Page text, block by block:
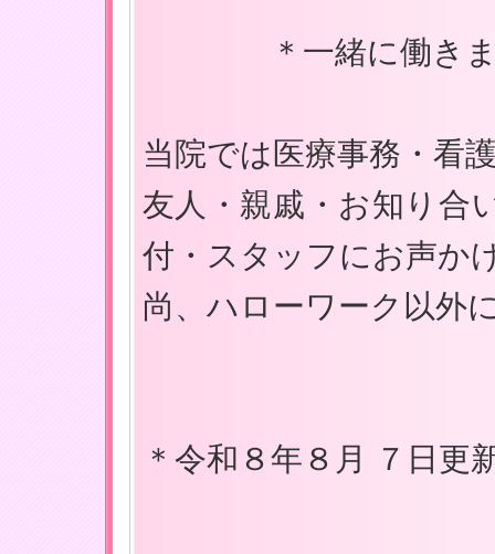
＊一緒に働きま
当院では医療事務・看
友人・親戚・お知り合
付・スタッフにお声か
尚、ハローワーク以外
＊令和８年８月 ７日更